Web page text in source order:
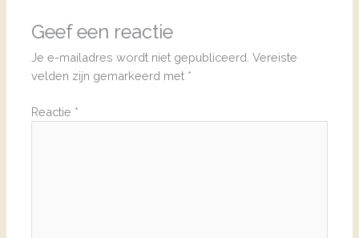
Geef een reactie
Je e-mailadres wordt niet gepubliceerd. Vereiste
velden zijn gemarkeerd met *
Reactie *